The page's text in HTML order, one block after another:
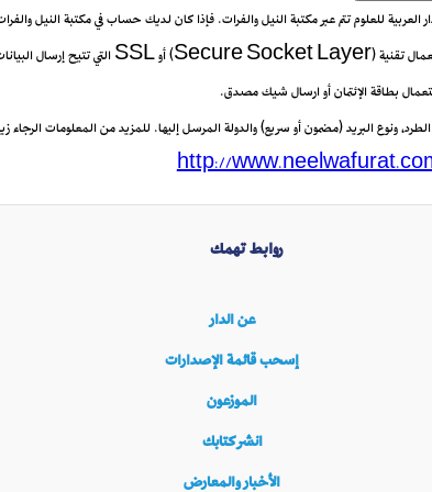
العربية للعلوم تتم عبر مكتبة النيل والفرات. فإذا كان لديك حساب في مكتبة النيل
بطاقة الإئتمان أو ارسال شيك مصدق.
ونوع البريد (مضمون أو سريع) والدولة المرسل إليها. للمزيد من المعلومات الرجاء
http://
روابط تهمك
عن الدار
إسحب قائمة الإصدارات
الموزعون
انشر كتابك
الأخبار والمعارض